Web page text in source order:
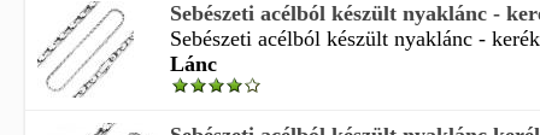
Sebészeti acélból készült nyaklánc -
Sebészeti acélból készült nyaklánc -
Lánc